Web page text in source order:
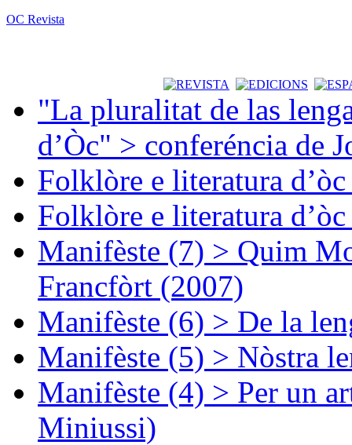
OC Revista
"La pluralitat de las
d’Òc" > conferéncia de
Folklòre e literatura
Folklòre e literatura
Manifèste (7) > Quim
Francfòrt (2007)
Manifèste (6) > De la
Manifèste (5) > Nòstra
Manifèste (4) > Per un
Miniussi)